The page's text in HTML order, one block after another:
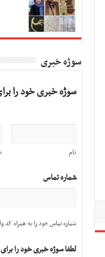
سوژه خبری
سوژه خبری خود را
نام
شماره تماس
شماره تماس خود را به همراه کد
لطفا سوژه خبری خود را